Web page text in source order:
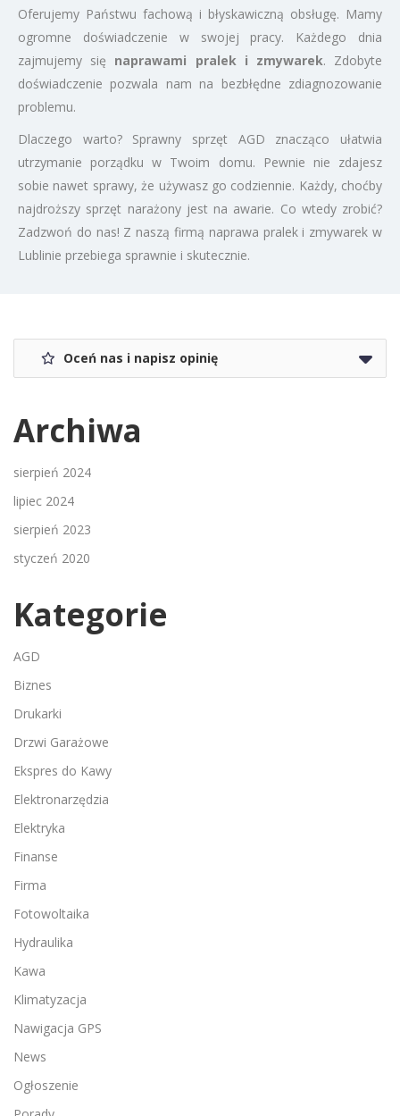
Oferujemy Państwu fachową i błyskawiczną obsługę. Mamy
ogromne doświadczenie w swojej pracy. Każdego dnia
zajmujemy się naprawami pralek i zmywarek. Zdobyte
doświadczenie pozwala nam na bezbłędne zdiagnozowanie
problemu.
Dlaczego warto? Sprawny sprzęt AGD znacząco ułatwia
utrzymanie porządku w Twoim domu. Pewnie nie zdajesz
sobie nawet sprawy, że używasz go codziennie. Każdy, choćby
najdroższy sprzęt narażony jest na awarie. Co wtedy zrobić?
Zadzwoń do nas! Z naszą firmą naprawa pralek i zmywarek w
Lublinie przebiega sprawnie i skutecznie.
Oceń nas i napisz opinię
Archiwa
sierpień 2024
lipiec 2024
sierpień 2023
styczeń 2020
Kategorie
AGD
Biznes
Drukarki
Drzwi Garażowe
Ekspres do Kawy
Elektronarzędzia
Elektryka
Finanse
Firma
Fotowoltaika
Hydraulika
Kawa
Klimatyzacja
Nawigacja GPS
News
Ogłoszenie